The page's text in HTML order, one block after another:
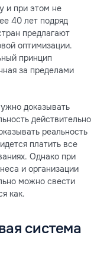
и при этом не
40 лет подряд
предлагают
оптимизации.
принцип
за пределами
доказывать
действительно
реальность
платить все
Однако при
и организации
можно свести
как.
система